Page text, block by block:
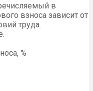
в
взноса зависит от
труда.
%